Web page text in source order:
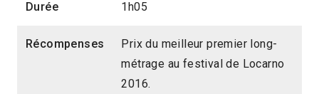
Durée 1h05
Récompenses
Prix du meilleur premier long-
métrage au festival de Locarno
2016.